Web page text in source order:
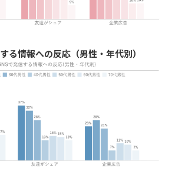
る情報への反応（男性・年代別）